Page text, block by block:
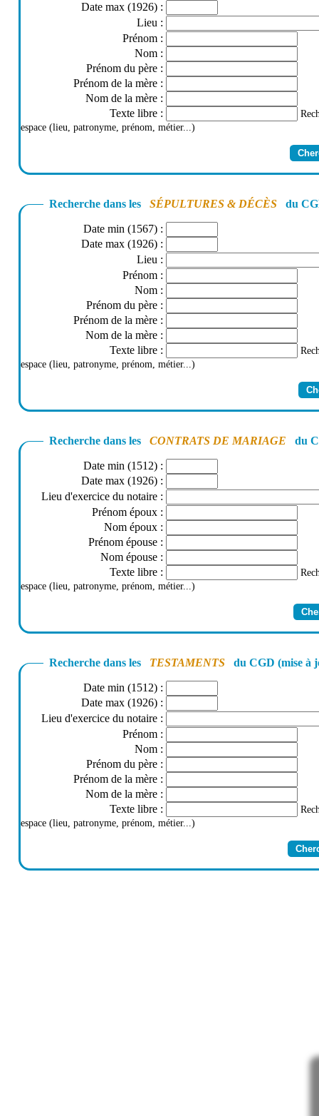
Date max (1926) :
Lieu :
Prénom :
Nom :
Prénom du père :
Prénom de la mère :
Nom de la mère :
Texte libre :
espace (lieu, patronyme, prénom, métier...)
Recherche dans les SÉPULTURES & DÉCÈS du
Date min (1567) :
Date max (1926) :
Lieu :
Prénom :
Nom :
Prénom du père :
Prénom de la mère :
Nom de la mère :
Texte libre :
espace (lieu, patronyme, prénom, métier...)
Recherche dans les CONTRATS DE MARIAGE du
Date min (1512) :
Date max (1926) :
Lieu d'exercice du notaire :
Prénom époux :
Nom époux :
Prénom épouse :
Nom épouse :
Texte libre :
espace (lieu, patronyme, prénom, métier...)
Recherche dans les TESTAMENTS du CGD (mise à
Date min (1512) :
Date max (1926) :
Lieu d'exercice du notaire :
Prénom :
Nom :
Prénom du père :
Prénom de la mère :
Nom de la mère :
Texte libre :
espace (lieu, patronyme, prénom, métier...)